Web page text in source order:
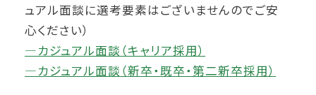
ュアル面談に選考要素はございませんのでご安
心ください）
―カジュアル面談（キャリア採用）
―カジュアル面談（新卒・既卒・第二新卒採用）